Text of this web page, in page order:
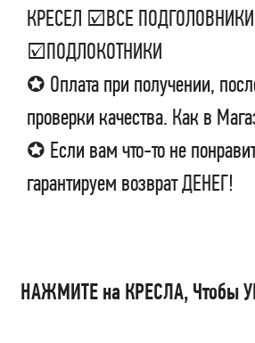
КРЕСЕЛ ☑ВСЕ ПОДГОЛОВНИКИ
☑ПОДЛОКОТНИКИ
✪ Оплата при получении,
проверки качества. Как в
✪ Если вам что-то не
гарантируем возврат ДЕНЕГ!
НАЖМИТЕ на КРЕСЛА, Чтобы